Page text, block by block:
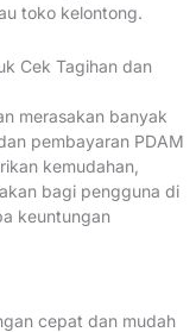
toko kelontong.
Cek Tagihan dan
merasakan banyak
pembayaran PDAM
kemudahan,
bagi pengguna di
keuntungan
cepat dan mudah